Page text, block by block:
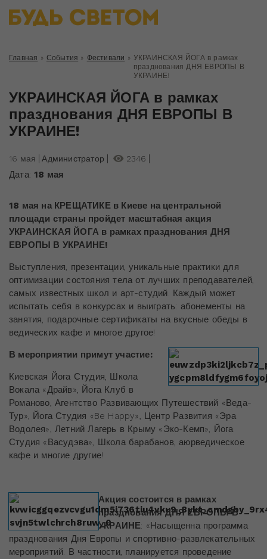
Главная » События » Фестивали » УКРАИНСКАЯ ЙОГА в рамках
празднования ДНЯ ЕВРОПЫ В
УКРАИНЕ!
УКРАИНСКАЯ ЙОГА в рамках
празднования ДНЯ ЕВРОПЫ В
УКРАИНЕ!
16 мая Администратор 2346
Дата:18 мая
18 мая на КРЕЩАТИКЕ в Киеве на центральной
площади страны пройдет масштабная акция
УКРАИНСКАЯ ЙОГА в рамках празднования ДНЯ
ЕВРОПЫ В УКРАИНЕ!
Выступления, презентации, уникальные практики для
оптимизации состояния телаот лучших преподавателей,
самых известных школ и арт-студий. Каждый может
испытать себя в конкурсах и выиграть: абонементы на
занятия, подарочные сертификаты на вкусные обеды в
ведических кафе и многое другое!
В мероприятии примут участие:
Киевская Йога Студия, Школа
Вокала «Драйв», Йога Клуб в
Романово, Агентство Развивающих Путешествий «Веда-
Тур», Йога Студия «Be Happy», Центр Развития «Эра
Водолея», Летний Лагерь в Крыму «Эко-Кемп», Йога
Студия «Васудэва», Школа барабанов, аюрведическое
кафе и многие другие!
Акция состоится в рамках
празднования ДНЯ ЕВРОПЫ В
УКРАИНЕ: «Насыщенна программа
празднования Дня Европы и спортивно-развлекательных
мероприятий. В частности, планируется проведение